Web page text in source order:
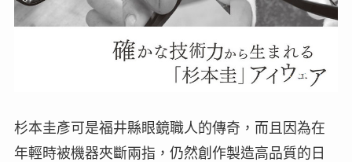
杉本圭彥可是福井縣眼鏡職人的傳奇，而且因為在
年輕時被機器夾斷兩指，仍然創作製造高品質的日